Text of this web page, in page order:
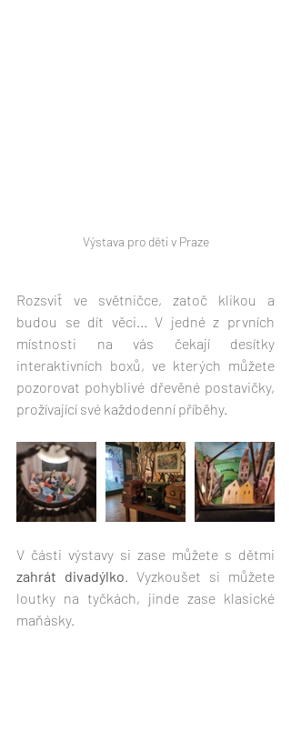
Výstava pro děti v Praze
Rozsviť ve světničce, zatoč klikou a
budou se dít věci... V jedné z prvních
místnosti na vás čekají desítky
interaktivních boxů, ve kterých můžete
pozorovat pohyblivé dřevěné postavičky,
prožívající své každodenní příběhy.
zahrát divadýlko . Vyzkoušet si můžete
loutky na tyčkách, jinde zase klasické
maňásky.